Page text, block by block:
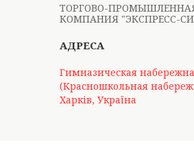
ТОРГОВО-
КОМПАНИЯ "ЭКСПРЕСС-
Гимназическая
(Красношкольная
Харків, Україна